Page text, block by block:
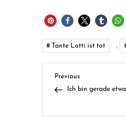
Tante Lotti ist tot ,
B
Previous
Post
Previous
Ich bin gerade